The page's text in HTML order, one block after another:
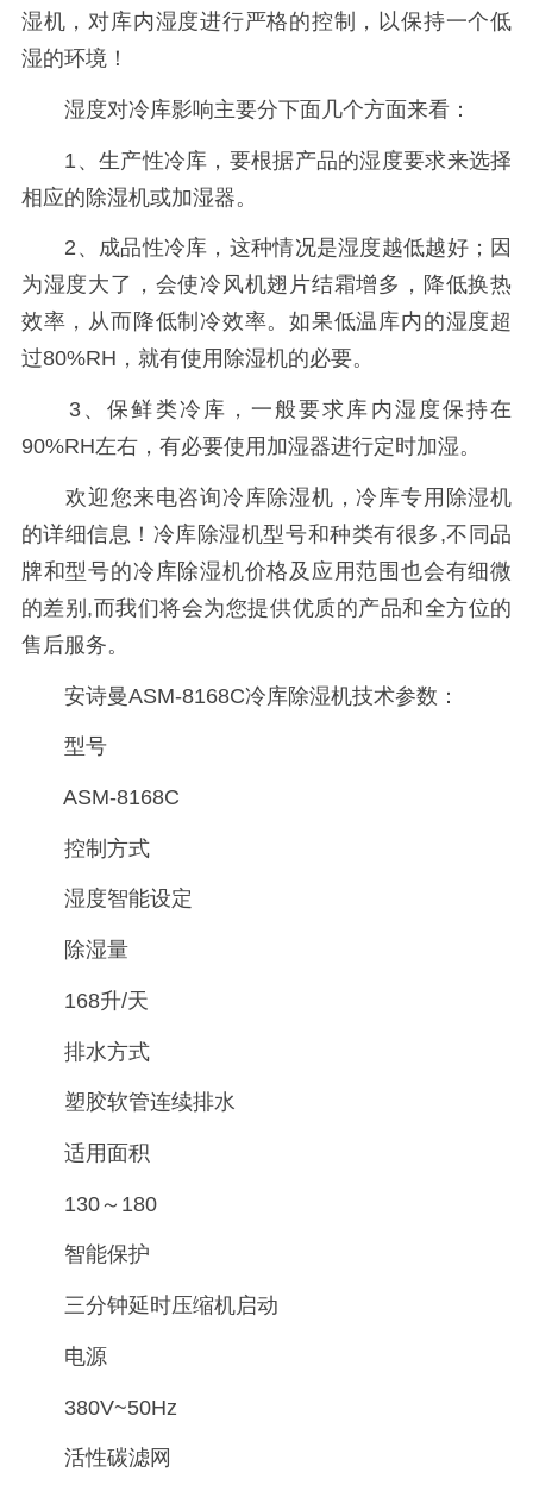
湿机，对库内湿度进行严格的控制，以保持一个低
湿的环境！
湿度对冷库影响主要分下面几个方面来看：
1、生产性冷库，要根据产品的湿度要求来选择
相应的除湿机或加湿器。
2、成品性冷库，这种情况是湿度越低越好；因
为湿度大了，会使冷风机翅片结霜增多，降低换热
效率，从而降低制冷效率。如果低温库内的湿度超
过80%RH，就有使用除湿机的必要。
3、保鲜类冷库，一般要求库内湿度保持在
90%RH左右，有必要使用加湿器进行定时加湿。
欢迎您来电咨询冷库除湿机，冷库专用除湿机
的详细信息！冷库除湿机型号和种类有很多,不同品
牌和型号的冷库除湿机价格及应用范围也会有细微
的差别,而我们将会为您提供优质的产品和全方位的
售后服务。
安诗曼ASM-8168C冷库除湿机技术参数：
型号
ASM-8168C
控制方式
湿度智能设定
除湿量
168升/天
排水方式
塑胶软管连续排水
适用面积
130～180
智能保护
三分钟延时压缩机启动
电源
380V~50Hz
活性碳滤网